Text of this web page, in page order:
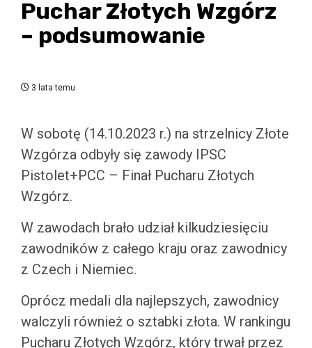
Puchar Złotych Wzgórz
– podsumowanie
3 lata temu
W sobotę (14.10.2023 r.) na strzelnicy Złote
Wzgórza odbyły się zawody IPSC
Pistolet+PCC – Finał Pucharu Złotych
Wzgórz.
W zawodach brało udział kilkudziesięciu
zawodników z całego kraju oraz zawodnicy
z Czech i Niemiec.
Oprócz medali dla najlepszych, zawodnicy
walczyli również o sztabki złota. W rankingu
Pucharu Złotych Wzgórz, który trwał przez